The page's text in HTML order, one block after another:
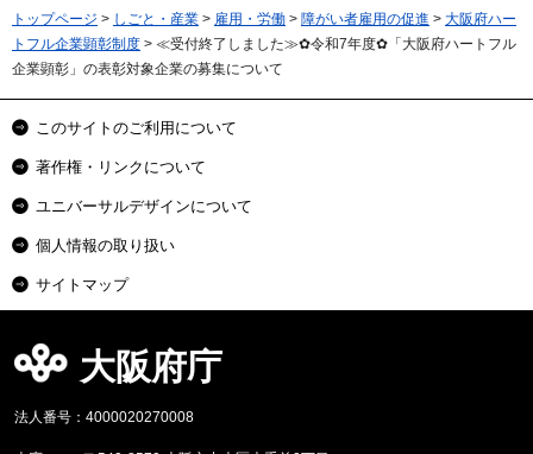
トップページ > しごと・産業 > 雇用・労働 > 障がい者雇用の促進 > 大阪府ハー
トフル企業顕彰制度 > ≪受付終了しました≫✿令和7年度✿「大阪府ハートフル
企業顕彰」の表彰対象企業の募集について
このサイトのご利用について
著作権・リンクについて
ユニバーサルデザインについて
個人情報の取り扱い
サイトマップ
大阪府庁
法人番号：4000020270008